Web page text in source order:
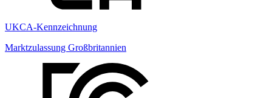
UKCA-Kennzeichnung
Marktzulassung Großbritannien